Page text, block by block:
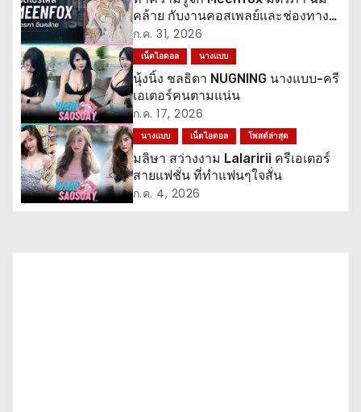
น
ว
เ
รื่
อ
ง
คล้าย กับงานคอสเพลย์และช่องทาง
ติดตาม
ก.ค. 31, 2026
เน็ตไอดอล นางแบบ
นุ้งนิ้ง ชลธิดา NUGNING นางแบบ-ครี
เอเตอร์คนตามแน่น
ก.ค. 17, 2026
นางแบบ เน็ตไอดอล โพสต์ล่าสุด
มลิษา สว่างงาม Lalaririi ครีเอเตอร์
สายแฟชั่น ที่ทำแฟนๆใจสั่น
ก.ค. 4, 2026